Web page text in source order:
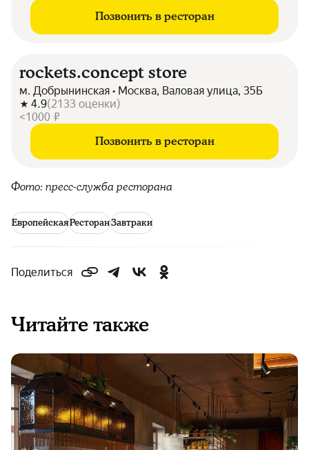
Позвонить в ресторан
rockets.concept store
м. Добрынинская • Москва, Валовая улица, 35Б
4.9(2133 оценки)
<1000 ₽
Позвонить в ресторан
Фото: пресс-служба ресторана
ЕвропейскаяРесторанЗавтраки
Поделиться
Читайте также